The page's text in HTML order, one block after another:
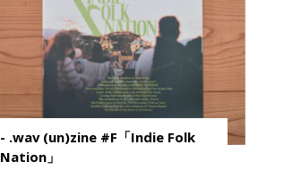
- .wav (un)zine #F「Indie Folk
Nation」